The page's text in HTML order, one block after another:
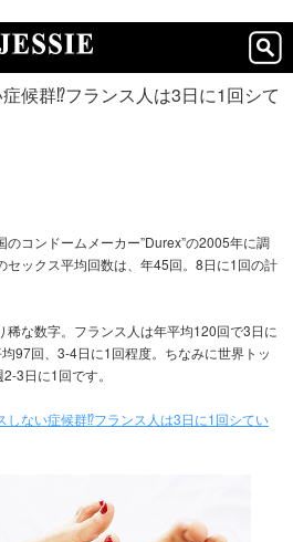
候群⁉フランス人は3日に1回シて
コンドームメーカー”Durex”の2005年に調
セックス平均回数は、年45回。8日に1回の計
稀な数字。フランス人は年平均120回で3日に
97回、3-4日に1回程度。ちなみに世界トッ
3日に1回です。
しない症候群⁉フランス人は3日に1回シてい